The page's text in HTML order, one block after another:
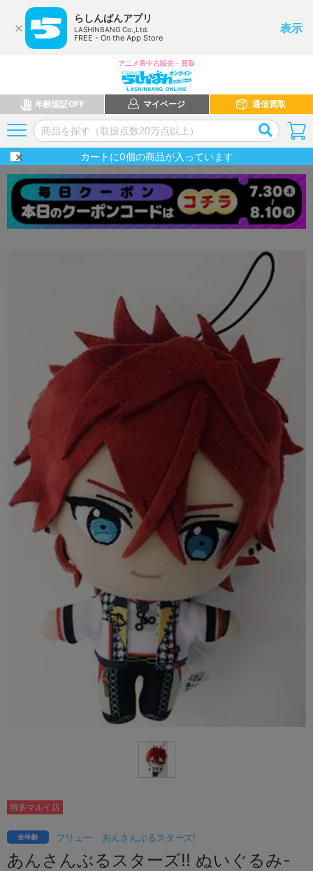
らしんばんアプリ
LASHINBANG Co.,Ltd.
FREE - On the App Store
表示
アニメ系中古販売・買取
年齢認証OFF マイページ 通信買取
カートに0個の商品が入っています
フリュー あんさんぶるスターズ!
全年齢
あんさんぶるスターズ!! ぬいぐるみ-
博多マルイ店